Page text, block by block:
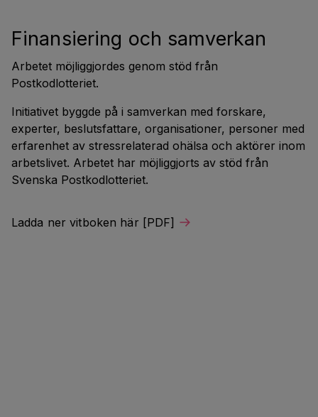
Finansiering och samverkan
Arbetet möjliggjordes genom stöd från
Postkodlotteriet.
Initiativet byggde på i samverkan med forskare,
experter, beslutsfattare, organisationer, personer med
erfarenhet av stressrelaterad ohälsa och aktörer inom
arbetslivet. Arbetet har möjliggjorts av stöd från
Svenska Postkodlotteriet.
Ladda ner vitboken här [PDF]